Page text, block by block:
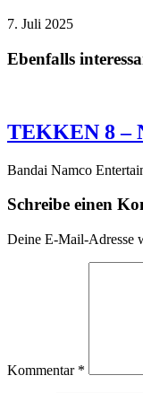
7. Juli 2025
Ebenfalls
TEKKEN 8 –
Bandai Namco
Schreibe einen
Deine E-Mail-Adresse
Kommentar *